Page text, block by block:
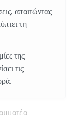
απαιτώντας
τη
της
τις